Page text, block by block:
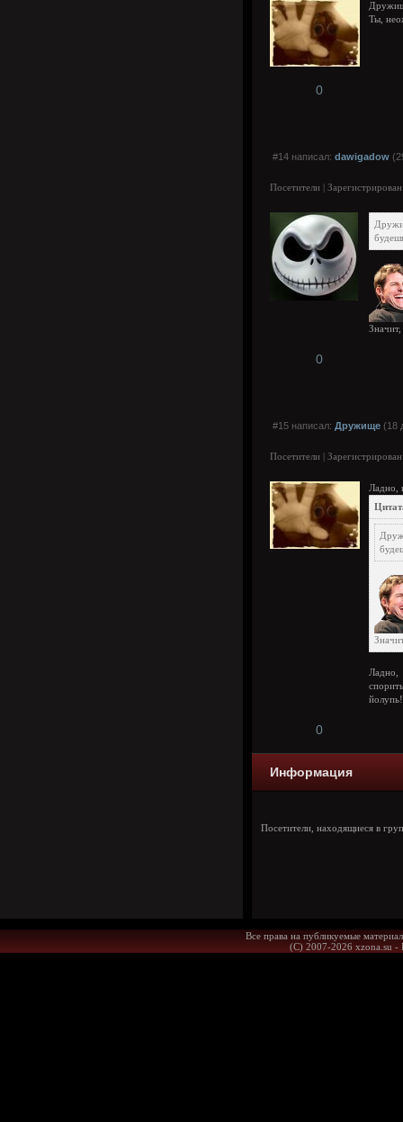
Ты,
0
#14 написал: dawigadow
Посетители |
0
#15 написал: Дружище (18
Посетители |
Ладно,
Ладно,
йолупь!
0
Информация
Посетители, находящиеся в
Все права на публикуемые
(С) 2007-2026 xzona.su -